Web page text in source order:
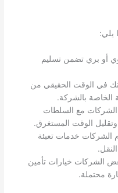
يلي:
أو بري تضمن تسليم
في الوقت الحقيقي من
الخاصة بالشركة.
الشركات مع السلطات
الوقت المستغرق.
الشركات خدمات تعبئة
الشركات خيارات تأمين
محتملة.